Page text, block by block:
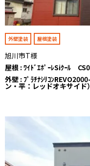
外壁塗装 屋根塗装
旭川市T様
屋根 : ﾜｲﾄﾞｴﾎﾟｰﾚSiｸｰﾙ
外壁 : ﾌﾟﾗﾁﾅｼﾘｺﾝ
ン・平：レッドオキサイド）